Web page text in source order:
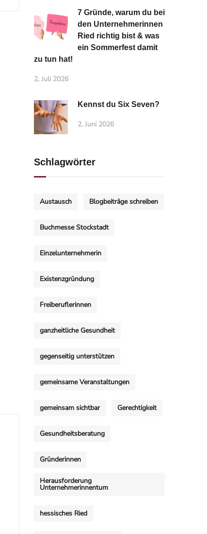
7 Gründe, warum du bei
den Unternehmerinnen
Ried richtig bist & was
ein Sommerfest damit
zu tun hat!
2. Juli 2026
Kennst du Six Seven?
2. Juni 2026
Schlagwörter
Austausch Blogbeiträge schreiben
Buchmesse Stockstadt
Einzelunternehmerin
Existenzgründung
Freiberuflerinnen
ganzheitliche Gesundheit
gegenseitig unterstützen
gemeinsame Veranstaltungen
gemeinsam sichtbar Gerechtigkeit
Gesundheitsberatung
Gründerinnen
Herausforderung
Unternehmerinnentum
hessisches Ried